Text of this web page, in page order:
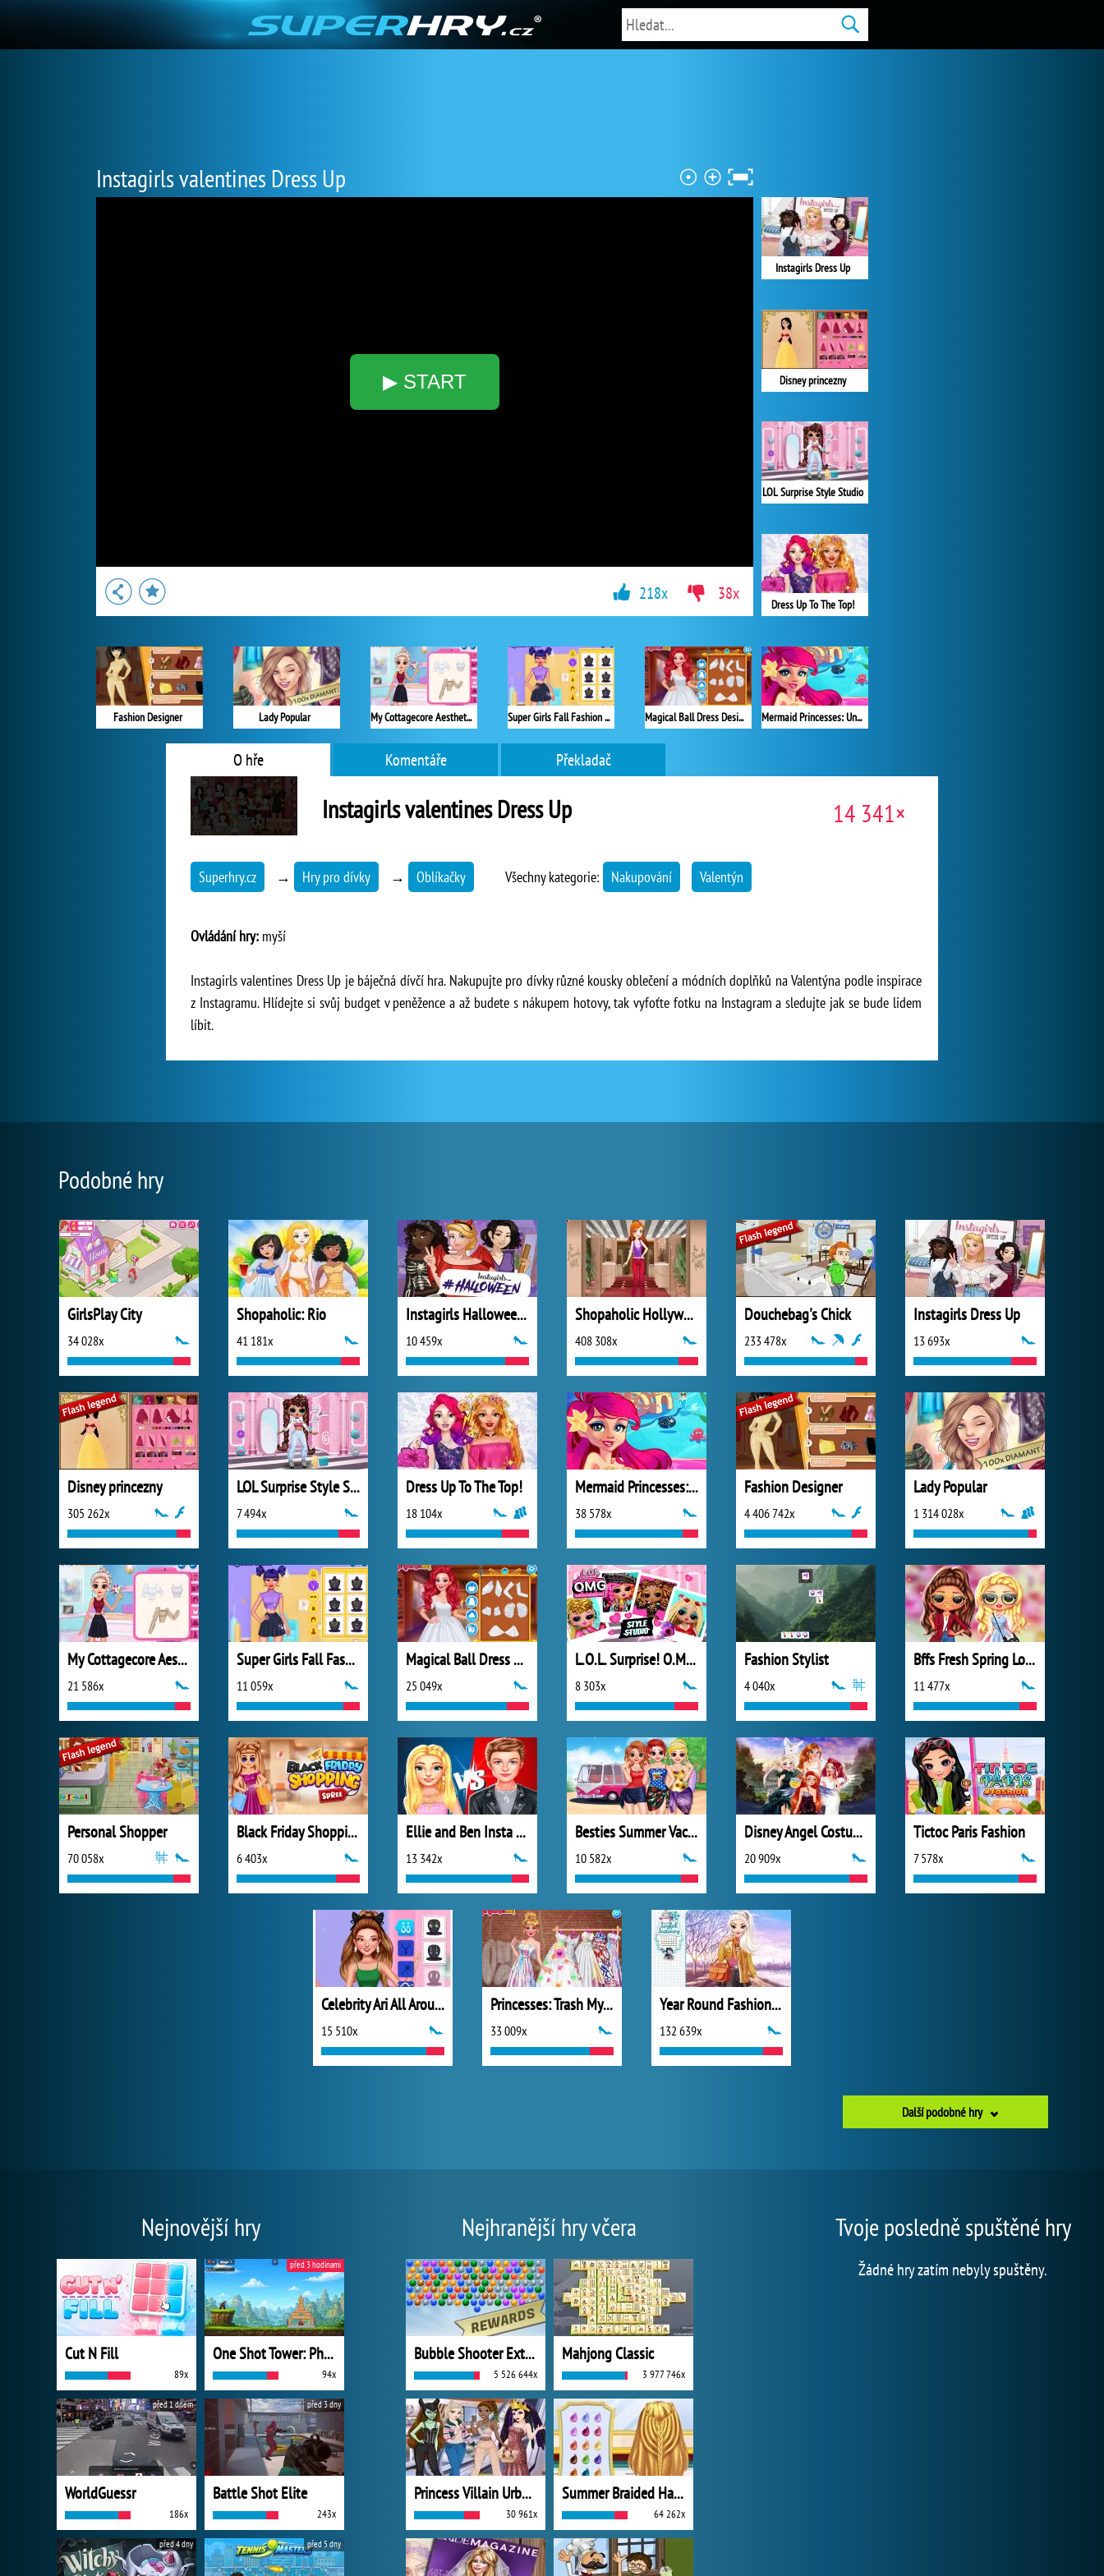
Instagirls valentines Dress Up
▶ START
Instagirls Dress Up
Disney princezny
LOL Surprise Style Studio
Dress Up To The Top!
Mermaid Princesses: Underwater Games
Fashion Designer Lady Popular My Cottagecore Aesthetic Look Super Girls Fall Fashion Trends Magical Ball Dress Design
218x 38x
O hře Komentáře Překladač
Instagirls valentines Dress Up 14 341×
Superhry.cz → Hry pro dívky → Oblíkačky Všechny kategorie: Nakupování Valentýn
Ovládání hry: myší
Instagirls valentines Dress Up je báječná dívčí hra. Nakupujte pro dívky různé kousky oblečení a módních doplňků na Valentýna podle inspirace
z Instagramu. Hlídejte si svůj budget v peněžence a až budete s nákupem hotovy, tak vyfoťte fotku na Instagram a sledujte jak se bude lidem
líbit.
Podobné hry
GirlsPlay City
34 028x
Shopaholic: Rio
41 181x
Instagirls Halloween Dress Up
10 459x
Shopaholic Hollywood
408 308x
Douchebag's Chick
233 478x
Instagirls Dress Up
13 693x
Disney princezny
305 262x
LOL Surprise Style Studio
7 494x
Dress Up To The Top!
18 104x
Mermaid Princesses: Underwater Games
38 578x
Fashion Designer
4 406 742x
Lady Popular
1 314 028x
My Cottagecore Aesthetic Look
21 586x
Super Girls Fall Fashion Trends
11 059x
Magical Ball Dress Design
25 049x
L.O.L. Surprise! O.M.G.™ Style Studio
8 303x
Fashion Stylist
4 040x
Bffs Fresh Spring Look
11 477x
Personal Shopper
70 058x
Black Friday Shopping Spree
6 403x
Ellie and Ben Insta Fashion
13 342x
Besties Summer Vacation
10 582x
Disney Angel Costumes
20 909x
Tictoc Paris Fashion
7 578x
Celebrity Ari All Around the Fashion
15 510x
Princesses: Trash My Wedding Dress
33 009x
Year Round Fashionista: Elsa
132 639x
Další podobné hry
Nejnovější hry
Cut N Fill
89x
One Shot Tower: Physics Destroyer
94x
před 3 hodinami
WorldGuessr
186x
před 1 dnem
Battle Shot Elite
243x
před 3 dny
před 4 dny před 5 dny
Nejhranější hry včera
Bubble Shooter Extreme
5 526 644x
Mahjong Classic
3 977 746x
Princess Villain Urban Outfitters Summer
30 961x
Summer Braided Hairstyles
64 262x
Tvoje posledně spuštěné hry
Žádné hry zatím nebyly spuštěny.